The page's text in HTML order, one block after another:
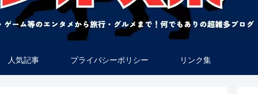
人気記事 プライバシーポリシー リンク集